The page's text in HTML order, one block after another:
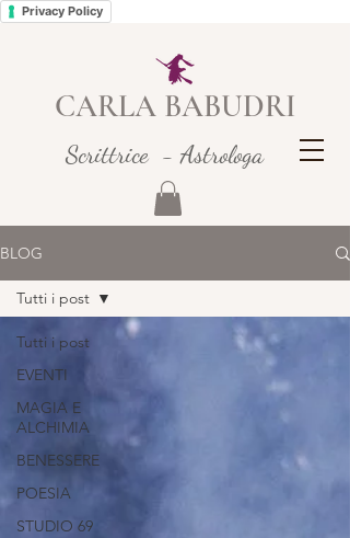
Privacy Policy
CARLA BABUDRI
Scrittrice - Astrologa
BLOG
Tutti i post
EVENTI
MAGIA E
ALCHIMIA
BENESSERE
POESIA
STUDIO 69
Tutti i post